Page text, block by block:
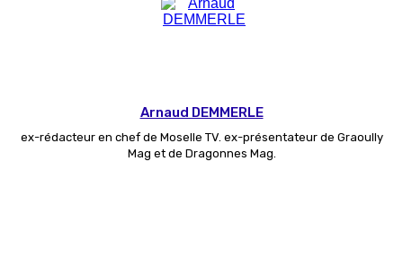
Arnaud DEMMERLE
ex-rédacteur en chef de Moselle TV. ex-présentateur de Graoully
Mag et de Dragonnes Mag.